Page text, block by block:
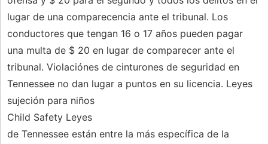
lugar de una comparecencia ante el tribunal. Los
conductores que tengan 16 o 17 años pueden pagar
una multa de $ 20 en lugar de comparecer ante el
tribunal. Violaciónes de cinturones de seguridad en
Tennessee no dan lugar a puntos en su licencia. Leyes
sujeción para niños
Child Safety Leyes
de Tennessee están entre la más específica de la